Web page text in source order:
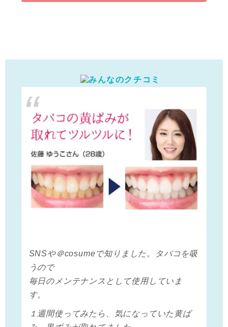
SNSや＠cosumeで知りました。タバコを吸
うので
毎日のメンテナンスとして使用していま
す。
１週間使ってみたら、気になっていた黄ば